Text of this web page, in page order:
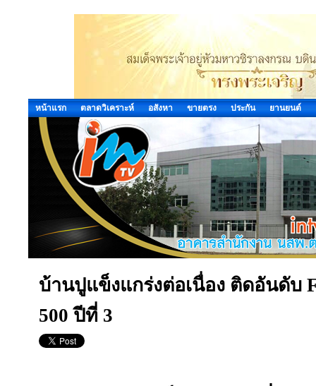
หน้าแรก ตลาดวิเคราะห์ อสังหา ขายตรง ประกัน ยานยนต์
บ้านปูแข็งแกร่งต่อเนื่อง ติดอันดับ
500 ปีที่ 3